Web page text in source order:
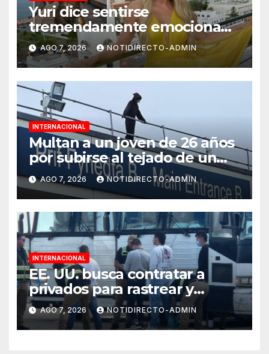
Yuri dice sentirse
tremendamente emocionada
sobre su estatua que le harán
en Veracruz
AGO 7, 2026 NOTIDIRECTO-ADMIN
INTERNACIONAL
Multan a un joven de 26 años
por subirse al tejado de un
hospital disfrazado de “La
Muerte” en Gales
AGO 7, 2026 NOTIDIRECTO-ADMIN
INTERNACIONAL
EE. UU. busca contratar a
privados para rastrear y
cobrar multas a migrantes
deportados en México y
Centroamérica
AGO 7, 2026 NOTIDIRECTO-ADMIN